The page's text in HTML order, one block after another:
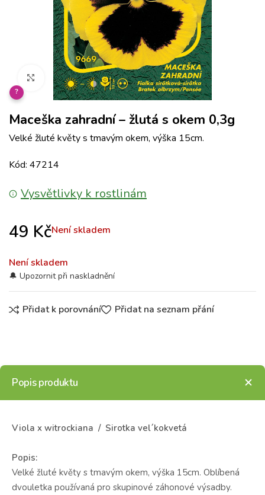
Klikněte pro zvětšení
?
Maceška zahradní – žlutá s okem 0,3g
Velké žluté květy s tmavým okem, výška 15cm.
Kód: 47214
Vysvětlivky k rostlinám
49 KčNení skladem
Není skladem
Přidat k porovnání Přidat na seznam přání
Popis produktu
Viola x witrockiana / Sirotka vel´kokvetá
Popis:
Velké žluté květy s tmavým okem, výška 15cm. Oblíbená
dvouletka používaná pro skupinové záhonové výsadby.